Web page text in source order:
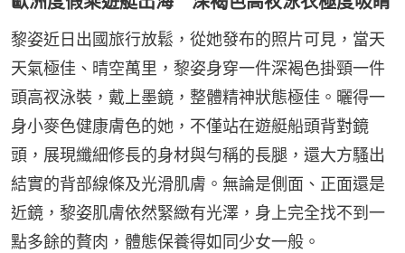
黎姿近日出國旅行放鬆，從她發布的照片可見，當天
天氣極佳、晴空萬里，黎姿身穿一件深褐色掛頸一件
頭高衩泳裝，戴上墨鏡，整體精神狀態極佳。曬得一
身小麥色健康膚色的她，不僅站在遊艇船頭背對鏡
頭，展現纖細修長的身材與勻稱的長腿，還大方騷出
結實的背部線條及光滑肌膚。無論是側面、正面還是
近鏡，黎姿肌膚依然緊緻有光澤，身上完全找不到一
點多餘的贅肉，體態保養得如同少女一般。